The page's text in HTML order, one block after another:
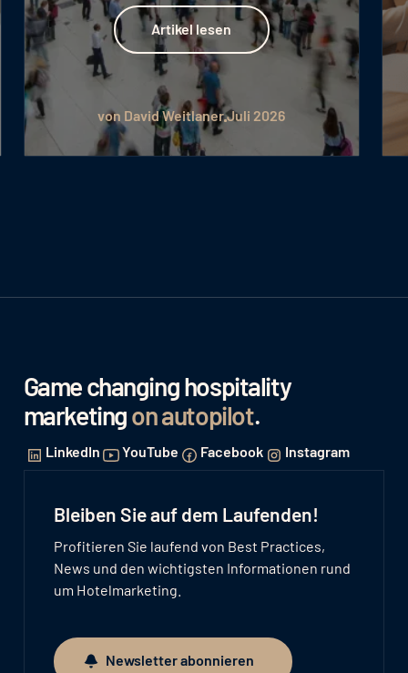
Artikel lesen
Artikel lesen
von David WeitlanerJuli 2026
Game changing hospitality
marketingon autopilot.
LinkedIn YouTube Facebook Instagram
Bleiben Sie auf dem Laufenden!
Profitieren Sie laufend von Best Practices,
News und den wichtigsten Informationen rund
um Hotelmarketing.
Newsletter abonnieren
Newsletter abonnieren